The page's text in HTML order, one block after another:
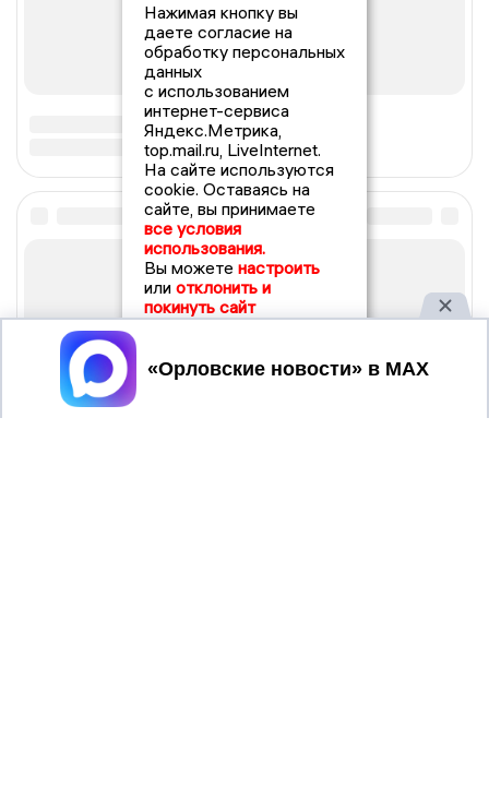
Нажимая кнопку вы
даете согласие на
обработку персональных
данных
с использованием
интернет-сервиса
Яндекс.Метрика,
top.mail.ru, LiveInternet.
На сайте используются
cookie. Оставаясь на
сайте, вы принимаете
все условия
использования.
Вы можете настроить
или отклонить и
покинуть сайт
Принять